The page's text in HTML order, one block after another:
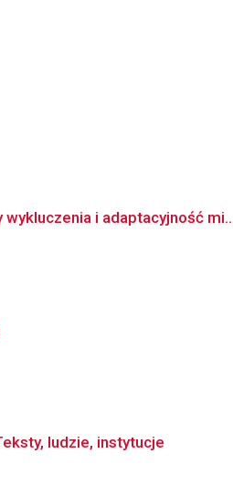
i adaptacyjność
ludzie, instytucje